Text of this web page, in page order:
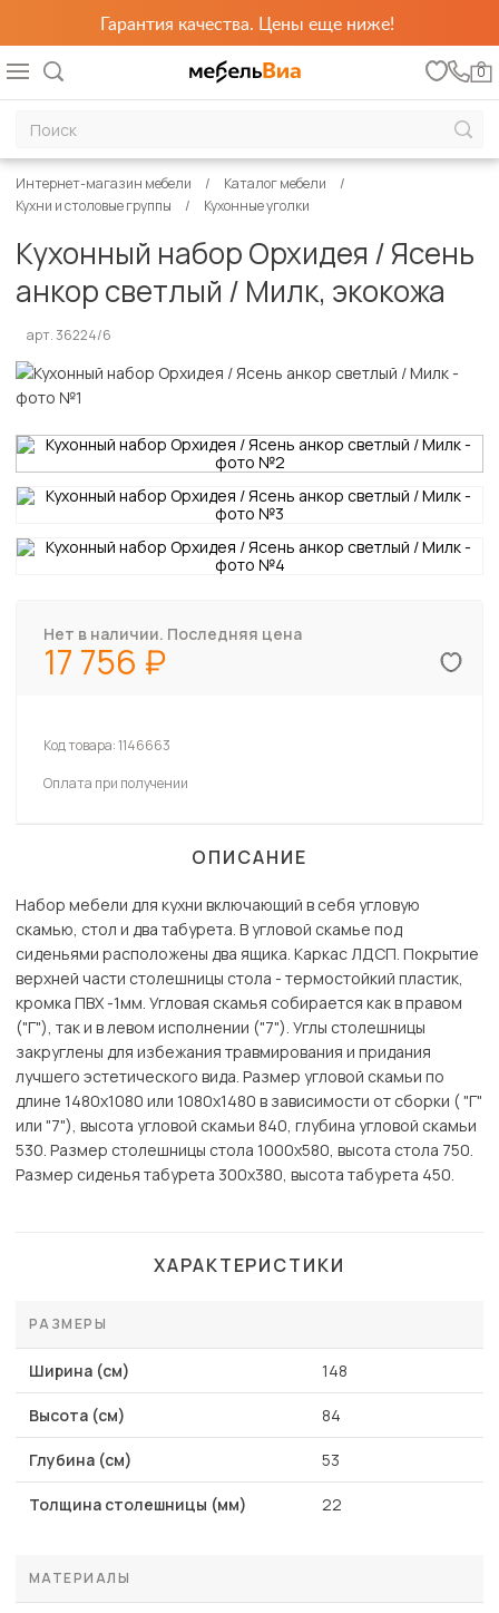
Гарантия качества. Цены еще ниже!
0
Интернет-магазин мебели
Каталог мебели
Кухни и столовые группы
Кухонные уголки
Кухонный набор Орхидея / Ясень
анкор светлый / Милк, экокожа
арт. 36224/6
Нет в наличии. Последняя цена
17 756
Код товара:1146663
Оплата при получении
ОПИСАНИЕ
Набор мебели для кухни включающий в себя угловую
скамью, стол и два табурета. В угловой скамье под
сиденьями расположены два ящика. Каркас ЛДСП. Покрытие
верхней части столешницы стола - термостойкий пластик,
кромка ПВХ -1мм. Угловая скамья собирается как в правом
("Г"), так и в левом исполнении ("7"). Углы столешницы
закруглены для избежания травмирования и придания
лучшего эстетического вида. Размер угловой скамьи по
длине 1480х1080 или 1080х1480 в зависимости от сборки ( "Г"
или "7"), высота угловой скамьи 840, глубина угловой скамьи
530. Размер столешницы стола 1000х580, высота стола 750.
Размер сиденья табурета 300х380, высота табурета 450.
ХАРАКТЕРИСТИКИ
РАЗМЕРЫ
Ширина (см) 148
Высота (см) 84
Глубина (см) 53
Толщина столешницы (мм) 22
МАТЕРИАЛЫ